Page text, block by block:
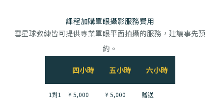
課程加購單眼攝影服務費用
雪星球教練皆可提供專業單眼平面拍攝的服務，建議事先預
約。
四小時 五小時 六小時
1對1 ¥ 5,000 ¥ 5,000 贈送